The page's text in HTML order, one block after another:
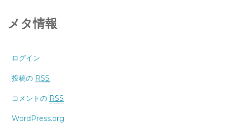
メタ情報
ログイン
投稿の RSS
コメントの RSS
WordPress.org